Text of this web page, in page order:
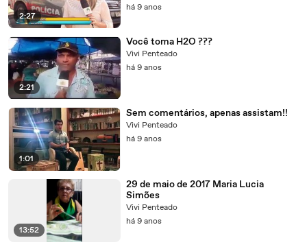
2:27
há 9 anos
2:21
Você toma H2O ???
Vivi Penteado
há 9 anos
1:01
Sem comentários, apenas assistam!!
Vivi Penteado
há 9 anos
13:52
29 de maio de 2017 Maria Lucia
Simões
Vivi Penteado
há 9 anos